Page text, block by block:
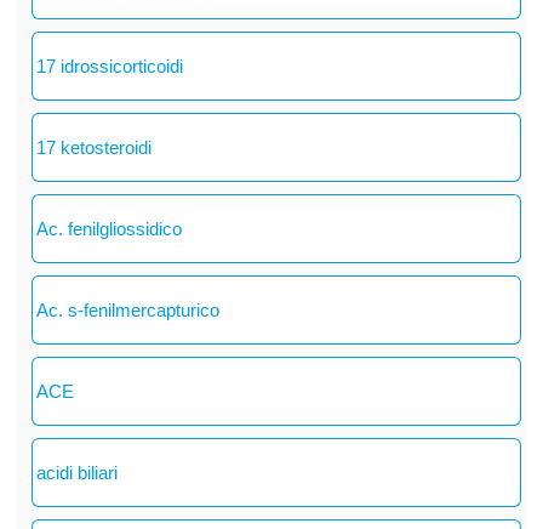
17 idrossicorticoidi
17 ketosteroidi
Ac. fenilgliossidico
Ac. s-fenilmercapturico
ACE
acidi biliari